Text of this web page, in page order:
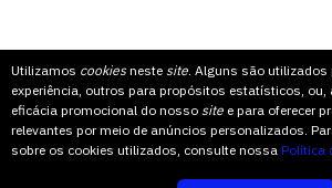
Utilizamos cookiesneste site. Alguns são utilizados
experiência, outros para propósitos estatísticos, ou,
eficácia promocional do nosso site e para oferecer
relevantes por meio de anúncios personalizados.
sobre os cookies utilizados, consulte nossa Política
Fique por dentro de tudo o que